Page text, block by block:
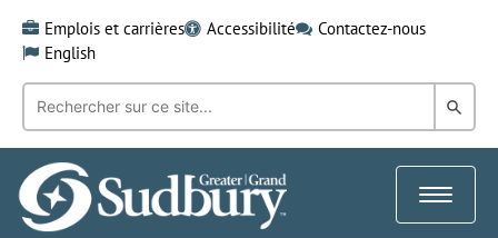
content
Emplois et carrières Accessibilité
Contactez-nous
English
Recherche
mot-
clé:
dans
Toggle